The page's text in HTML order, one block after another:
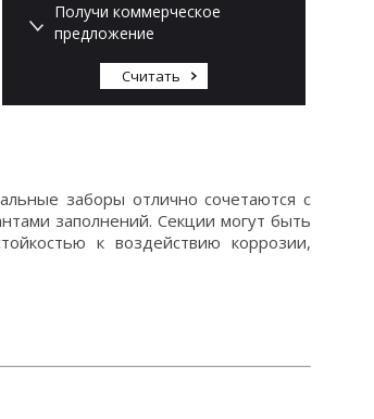
Получи коммерческое
предложение
Считать
заборы отлично сочетаются с
заполнений. Секции могут быть
к воздействию коррозии,